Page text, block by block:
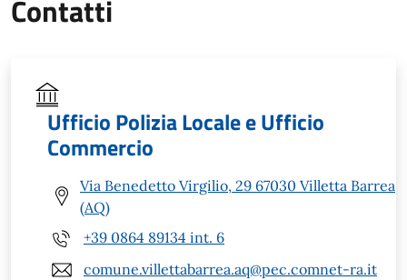
Contatti
Ufficio Polizia Locale e Ufficio
Commercio
Via Benedetto Virgilio, 29 67030 Villetta Barrea
(AQ)
+39 0864 89134 int. 6
comune.villettabarrea.aq@pec.comnet-ra.it